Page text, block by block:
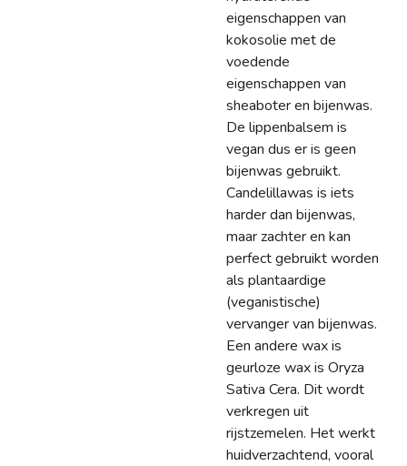
eigenschappen van
kokosolie met de
voedende
eigenschappen van
sheaboter en bijenwas.
De lippenbalsem is
vegan dus er is geen
bijenwas gebruikt.
Candelillawas is iets
harder dan bijenwas,
maar zachter en kan
perfect gebruikt worden
als plantaardige
(veganistische)
vervanger van bijenwas.
Een andere wax is
geurloze wax is Oryza
Sativa Cera. Dit wordt
verkregen uit
rijstzemelen. Het werkt
huidverzachtend, vooral